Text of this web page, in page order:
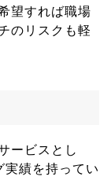
望すれば職場
のリスクも軽
ービスとし
実績を持ってい